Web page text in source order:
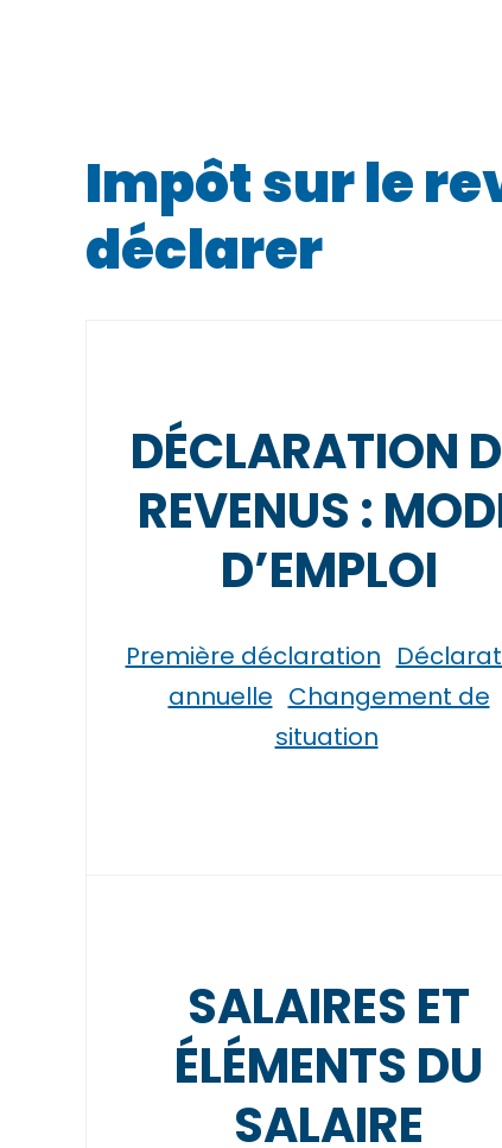
Impôt sur le
déclarer
DÉCLARATION
REVENUS :
D’EMPLOI
Première déclaration
annuelle Changement de
situation
SALAIRES ET
ÉLÉMENTS DU
SALAIRE